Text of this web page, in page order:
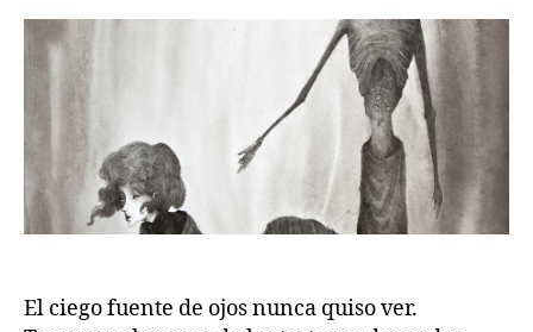
El ciego fuente de ojos nunca quiso ver.